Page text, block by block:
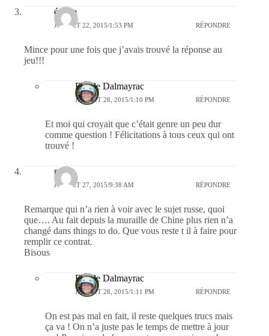
émilie
JUILLET 22, 2015/1:53 PM RÉPONDRE
Mince pour une fois que j’avais trouvé la réponse au
jeu!!!
Estelle Dalmayrac
JUILLET 28, 2015/1:10 PM RÉPONDRE
Et moi qui croyait que c’était genre un peu dur
comme question ! Félicitations à tous ceux qui ont
trouvé !
polo
JUILLET 27, 2015/9:38 AM RÉPONDRE
Remarque qui n’a rien à voir avec le sujet russe, quoi
que…. Au fait depuis la muraille de Chine plus rien n’a
changé dans things to do. Que vous reste t il à faire pour
remplir ce contrat.
Bisous
Estelle Dalmayrac
JUILLET 28, 2015/1:11 PM RÉPONDRE
On est pas mal en fait, il reste quelques trucs mais
ça va ! On n’a juste pas le temps de mettre à jour